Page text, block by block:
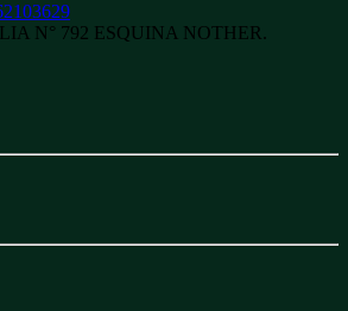
N° 792 ESQUINA NOTHER.